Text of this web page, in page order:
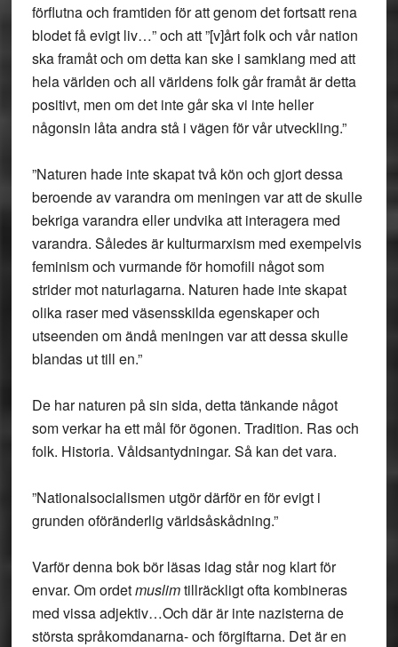
förflutna och framtiden för att genom det fortsatt rena
blodet få evigt liv…” och att ”[v]årt folk och vår nation
ska framåt och om detta kan ske i samklang med att
hela världen och all världens folk går framåt är detta
positivt, men om det inte går ska vi inte heller
någonsin låta andra stå i vägen för vår utveckling.”
”Naturen hade inte skapat två kön och gjort dessa
beroende av varandra om meningen var att de skulle
bekriga varandra eller undvika att interagera med
varandra. Således är kulturmarxism med exempelvis
feminism och vurmande för homofili något som
strider mot naturlagarna. Naturen hade inte skapat
olika raser med väsensskilda egenskaper och
utseenden om ändå meningen var att dessa skulle
blandas ut till en.”
De har naturen på sin sida, detta tänkande något
som verkar ha ett mål för ögonen. Tradition. Ras och
folk. Historia. Våldsantydningar. Så kan det vara.
”Nationalsocialismen utgör därför en för evigt i
grunden oföränderlig världsåskådning.”
Varför denna bok bör läsas idag står nog klart för
envar. Om ordetmuslimtillräckligt ofta kombineras
med vissa adjektiv…Och där är inte nazisterna de
största språkomdanarna- och förgiftarna. Det är en